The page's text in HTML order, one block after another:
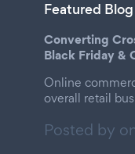
Featured
Converting
Black Friday &
Online
overall retail
Posted by